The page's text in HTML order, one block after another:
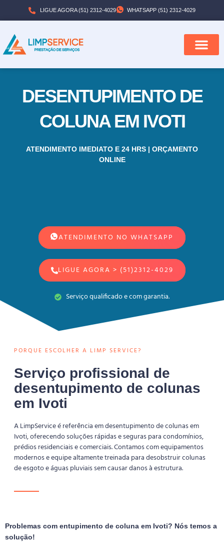
LIGUE AGORA (51) 2312-4029 WHATSAPP (51) 2312-4029
DESENTUPIMENTO DE
COLUNA EM IVOTI
ATENDIMENTO IMEDIATO E 24 HRS | ORÇAMENTO
ONLINE
ATENDIMENTO NO WHATSAPP
LIGUE AGORA > (51)2312-4029
Serviço qualificado e com garantia.
PORQUE ESCOLHER A LIMP SERVICE?
Serviço profissional de
desentupimento de colunas
em Ivoti
A LimpService é referência em desentupimento de colunas em
Ivoti, oferecendo soluções rápidas e seguras para condomínios,
prédios residenciais e comerciais. Contamos com equipamentos
modernos e equipe altamente treinada para desobstruir colunas
de esgoto e águas pluviais sem causar danos à estrutura.
Problemas com entupimento de coluna em Ivoti? Nós temos a
solução!